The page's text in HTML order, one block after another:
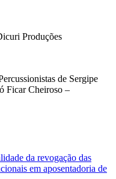
Produções
de Sergipe
Ficar Cheiroso –
da revogação das
em aposentadoria de